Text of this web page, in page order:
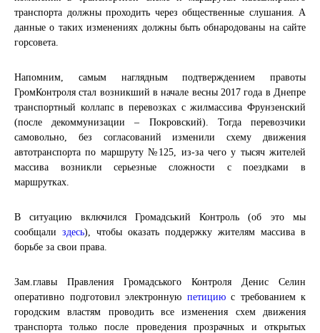
транспорта должны проходить через общественные слушания. А
данные о таких изменениях должны быть обнародованы на сайте
горсовета.
Напомним, самым наглядным подтверждением правоты
ГромКонтроля стал возникший в начале весны 2017 года в Днепре
транспортный коллапс в перевозках с жилмассива Фрунзенский
(после декоммунизации – Покровский). Тогда перевозчики
самовольно, без согласований изменили схему движения
автотранспорта по маршруту №125, из-за чего у тысяч жителей
массива возникли серьезные сложности с поездками в
маршрутках.
В ситуацию включился Громадський Контроль (об это мы
сообщали здесь), чтобы оказать поддержку жителям массива в
борьбе за свои права.
Зам.главы Правления Громадського Контроля Денис Селин
оперативно подготовил электронную петицию с требованием к
городским властям проводить все изменения схем движения
транспорта только после проведения прозрачных и открытых